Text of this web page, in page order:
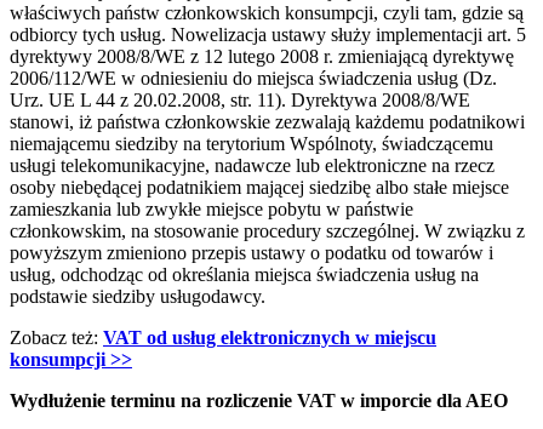
właściwych państw członkowskich konsumpcji, czyli tam, gdzie są
odbiorcy tych usług. Nowelizacja ustawy służy implementacji art. 5
dyrektywy 2008/8/WE z 12 lutego 2008 r. zmieniającą dyrektywę
2006/112/WE w odniesieniu do miejsca świadczenia usług (Dz.
Urz. UE L 44 z 20.02.2008, str. 11). Dyrektywa 2008/8/WE
stanowi, iż państwa członkowskie zezwalają każdemu podatnikowi
niemającemu siedziby na terytorium Wspólnoty, świadczącemu
usługi telekomunikacyjne, nadawcze lub elektroniczne na rzecz
osoby niebędącej podatnikiem mającej siedzibę albo stałe miejsce
zamieszkania lub zwykłe miejsce pobytu w państwie
członkowskim, na stosowanie procedury szczególnej. W związku z
powyższym zmieniono przepis ustawy o podatku od towarów i
usług, odchodząc od określania miejsca świadczenia usług na
podstawie siedziby usługodawcy.
Zobacz też: VAT od usług elektronicznych w miejscu
konsumpcji >>
Wydłużenie terminu na rozliczenie VAT w imporcie dla AEO